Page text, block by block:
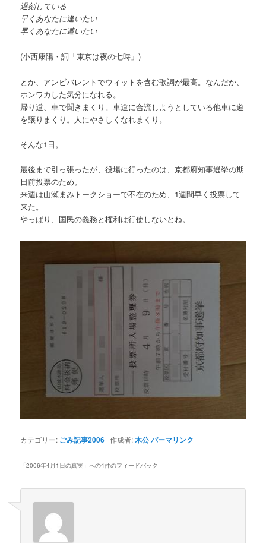
遅刻している
早くあなたに逢いたい
早くあなたに遭いたい
(小西康陽・詞「東京は夜の七時」)
とか、アンビバレントでウィットを含む歌詞が最高。なんだか、
ホンワカした気分になれる。
帰り道、車で聞きまくり。車道に合流しようとしている他車に道
を譲りまくり。人にやさしくなれまくり。
そんな1日。
最後まで引っ張ったが、役場に行ったのは、京都府知事選挙の期
日前投票のため。
来週は山瀬まみトークショーで不在のため、1週間早く投票して
来た。
やっぱり、国民の義務と権利は行使しないとね。
カテゴリー: ごみ記事2006 作成者:木公パーマリンク
「2006年4月1日の真実 」への4件のフィードバック